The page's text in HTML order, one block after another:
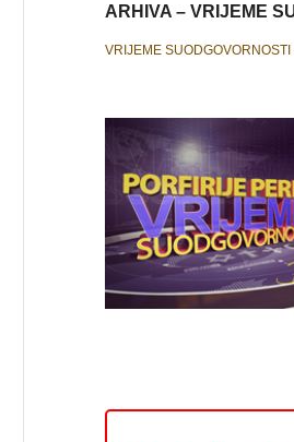
ARHIVA – VRIJEME
VRIJEME